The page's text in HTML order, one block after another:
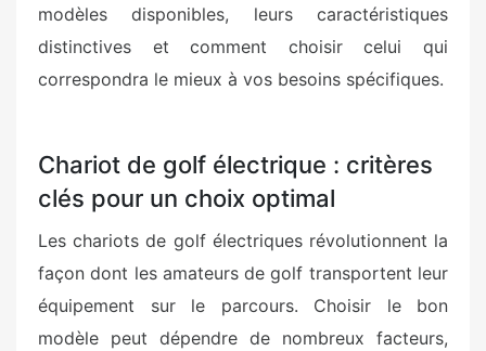
modèles disponibles, leurs caractéristiques
distinctives et comment choisir celui qui
correspondra le mieux à vos besoins spécifiques.
Chariot de golf électrique : critères
clés pour un choix optimal
Les chariots de golf électriques révolutionnent la
façon dont les amateurs de golf transportent leur
équipement sur le parcours. Choisir le bon
modèle peut dépendre de nombreux facteurs,